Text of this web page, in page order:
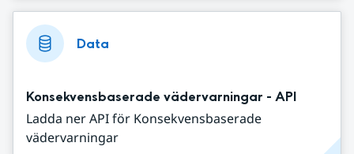
Data
Konsekvensbaserade vädervarningar - API
Ladda ner API för Konsekvensbaserade
vädervarningar